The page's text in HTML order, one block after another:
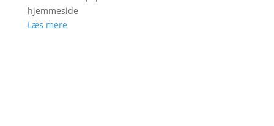
hjemmeside
Læs mere